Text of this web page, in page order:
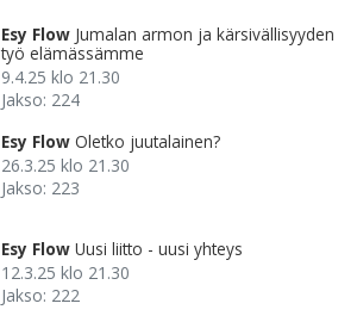
Esy Flow Jumalan armon ja kärsivällisyyden
työ elämässämme
9.4.25 klo 21.30
Jakso: 224
Esy Flow Oletko juutalainen?
26.3.25 klo 21.30
Jakso: 223
Esy Flow Uusi liitto - uusi yhteys
12.3.25 klo 21.30
Jakso: 222